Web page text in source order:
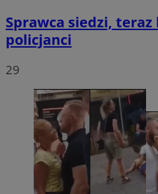
Sprawca siedzi, teraz
policjanci
29